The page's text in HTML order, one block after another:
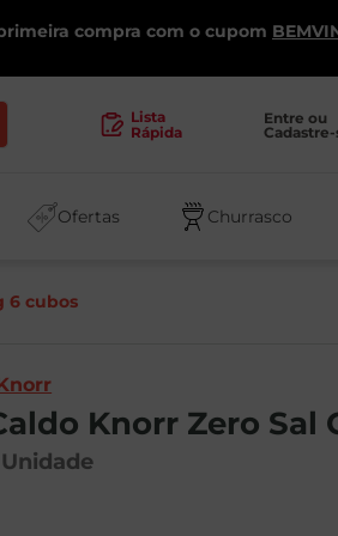
primeira compra com o cupom
Lista
Rápida
Entre ou
Cadastre-
Ofertas Churrasco
6 cubos
Knorr Zero Sal
Unidade